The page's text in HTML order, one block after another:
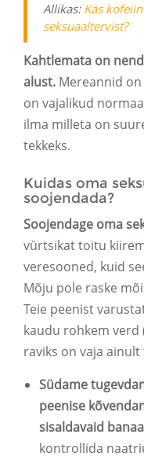
Allikas: Kas
seksuaaltervist?
Kahtlemata on
alust. Mereannid
on vajalikud
ilma milleta on
tekkeks.
Kuidas oma
soojendada?
Soojendage oma
vürtsikat toitu
veresooned, kuid
Mõju pole raske
Teie peenist
kaudu rohkem verd
raviks on vaja
Südame
peenise
sisaldavaid
kontrollida